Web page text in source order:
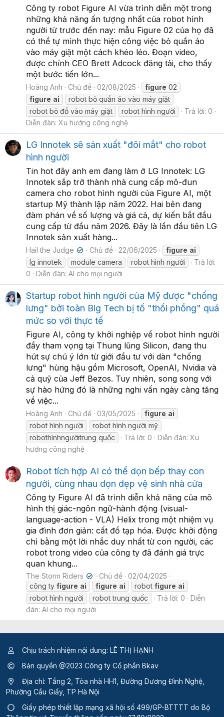
Công ty robot Figure AI vừa trình diễn một trong
những khả năng ấn tượng nhất của robot hình
người từ trước đến nay: mẫu Figure 02 của họ đã
có thể tự mình thực hiện công việc bỏ quần áo
vào máy giặt một cách khéo léo. Đoạn video,
được chính CEO Brett Adcock đăng tải, cho thấy
một bước tiến lớn...
Hoàng Anh Chủ đề 02/08/2025 figure 02
figure ai
robot bỏ quần áo vào máy giặt
robot bỏ đồ vào máy giặt
robot hình người
Trả lời: 0
Diễn đàn: Xu hướng công nghệ
LG Innotek sẽ sản xuất "đôi mắt" cho robot
hình người
Tin hot đây anh em đang làm ở LG Innotek: LG
Innotek sắp trở thành nhà cung cấp mô-đun
camera cho robot hình người của Figure AI, một
startup Mỹ thành lập năm 2022. Hai bên đang
đàm phán về số lượng và giá cả, dự kiến bắt đầu
cung cấp từ đầu năm 2026. Đây là lần đầu tiên LG
Innotek sản xuất hàng...
Hail the Judge ✔ Chủ đề 22/06/2025 figure ai
lg innotek
module camera robot hình người
Trả lời:
0
Diễn đàn: AI cho mọi người
Startup robot hình người của Mỹ được "chống
lưng" bởi toàn Big Tech bị tố "thổi phồng" quá
mức so với thực tế
Figure AI, công ty khởi nghiệp về robot hình người
đầy tham vọng tại Thung lũng Silicon, đang thu
hút sự chú ý lớn từ giới đầu tư với dàn "chống
lưng" hùng hậu gồm Microsoft, OpenAI, Nvidia và
cả quỹ của Jeff Bezos. Tuy nhiên, song song với
sự hào hứng đó là những nghi vấn ngày càng tăng
về việc...
Hoàng Anh Chủ đề 03/05/2025 figure ai
robot hình người
robot hình người mỹ
robothìnhngườitrung quốc
Trả lời: 0 Diễn đàn: Xu
hướng công nghệ
Robot tích hợp AI có thể dọn bếp thay con
người, cùng nhau dọn dẹp vệ sinh nhà cửa
Công ty Figure AI đã trình diễn khả năng của mô
hình thị giác-ngôn ngữ-hành động (visual-
language-action - VLA) Helix trong một nhiệm vụ
gia đình đơn giản: cất đồ tạp hóa. Được khởi động
chỉ bằng một lời nhắc duy nhất từ con người, các
robot trong video của công ty đã đánh giá trực
quan khung...
The Storm Riders ✔ Chủ đề
02/04/2025
công ty figure ai figure ai robot figure ai
robot hình người
robot trung quốc Trả lời: 0
Diễn
đàn: AI cho mọi người
Chịu trách nhiệm nội dung: LÊ THỊ HẠNH
Bản quyền @2023 Công ty Cổ phần Bkav
Địa chỉ: Tầng 2, Tòa nhà HH1, Đường Dương Đình Nghệ,
Phường Cầu Giấy, TP Hà Nội
Giấy phép thiết lập mạng xã hội số 499/GP-BTTTT do Bộ